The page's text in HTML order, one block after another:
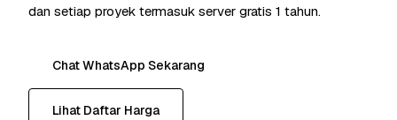
dan setiap proyek termasuk server gratis 1 tahun.
Chat WhatsApp Sekarang
Lihat Daftar Harga